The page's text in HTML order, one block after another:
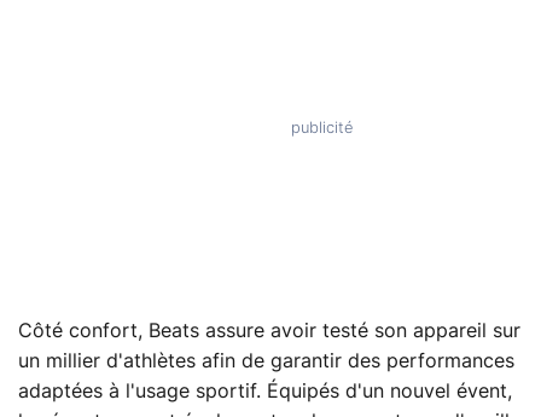
Côté confort, Beats assure avoir testé son appareil sur
un millier d'athlètes afin de garantir des performances
adaptées à l'usage sportif. Équipés d'un nouvel évent,